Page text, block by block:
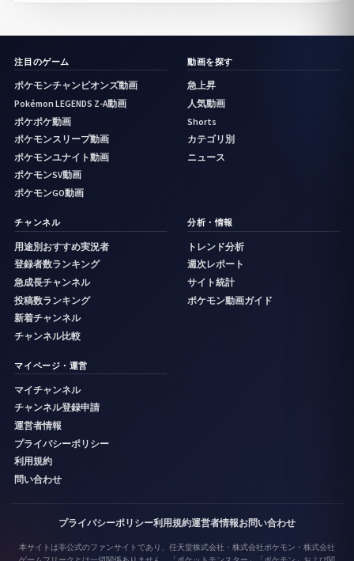
注目のゲーム
ポケモンチャンピオンズ動画
Pokémon LEGENDS Z-A動画
ポケポケ動画
ポケモンスリープ動画
ポケモンユナイト動画
ポケモンSV動画
ポケモンGO動画
動画を探す
急上昇
人気動画
Shorts
カテゴリ別
ニュース
チャンネル
用途別おすすめ実況者
登録者数ランキング
急成長チャンネル
投稿数ランキング
新着チャンネル
チャンネル比較
分析・情報
トレンド分析
週次レポート
サイト統計
ポケモン動画ガイド
マイページ・運営
マイチャンネル
チャンネル登録申請
運営者情報
プライバシーポリシー
利用規約
問い合わせ
プライバシーポリシー利用規約運営者情報お問い合わせ
本サイトは非公式のファンサイトであり、任天堂株式会社・株式会社ポケモン・株式会社